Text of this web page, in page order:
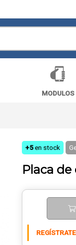
MODULOS
+5en stock
Placa